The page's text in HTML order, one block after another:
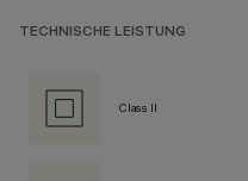
TECHNISCHE LEISTUNG
Class II